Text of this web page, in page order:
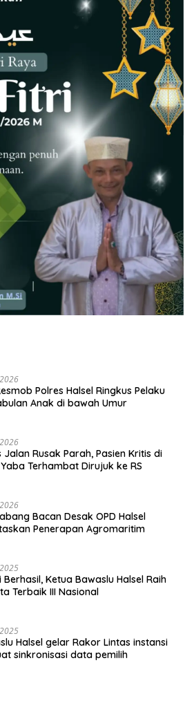
Polres Halsel Ringkus Pelaku
Anak di bawah Umur
Jalan Rusak Parah, Pasien Kritis di
Terhambat Dirujuk ke RS
Bacan Desak OPD Halsel
Penerapan Agromaritim
Berhasil, Ketua Bawaslu Halsel Raih
Terbaik III Nasional
Halsel gelar Rakor Lintas instansi
sinkronisasi data pemilih